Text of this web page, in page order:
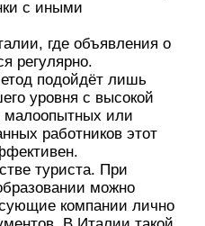
с иными
где объявления о
регулярно.
подойдёт лишь
уровня с высокой
или
работников этот
туриста. При
можно
компании лично